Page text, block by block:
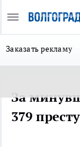
Заказать рекламу
За
379